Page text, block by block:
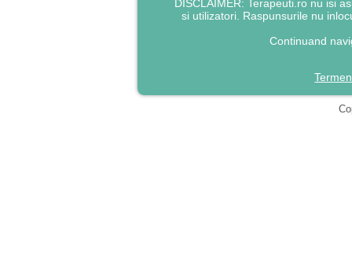
DISCLAIMER: Terapeuti.ro nu isi
si utilizatori. Raspunsurile nu
Continuand